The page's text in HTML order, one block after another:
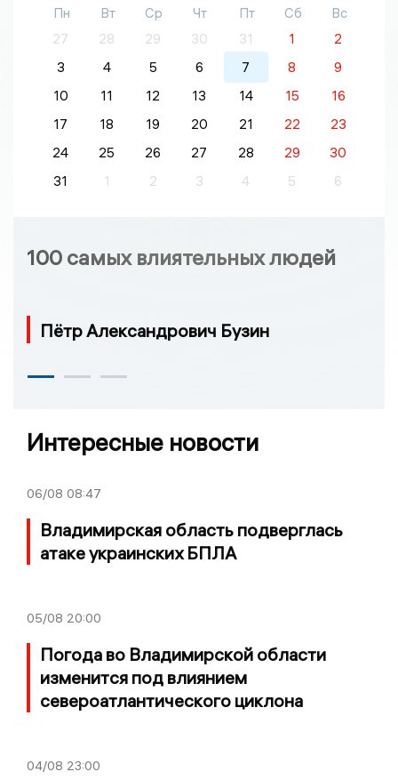
Пн Вт Ср Чт Пт Сб
Вс
27
28 29 30 31 1
2
3
4 5 6 7 8
9
10
11 12 13 14 15
16
17
18 19 20 21 22
23
24
25 26 27 28 29
30
31
1 2 3 4 5 6
100 самых влиятельных людей
Пётр Александрович Бузин
Интересные новости
06/08 08:47
Владимирская область подверглась
атаке украинских БПЛА
05/08 20:00
Погода во Владимирской области
изменится под влиянием
североатлантического циклона
04/08 23:00